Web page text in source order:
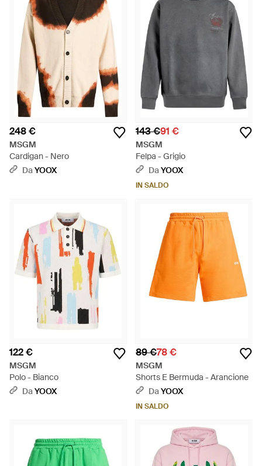
248 €
MSGM
Cardigan - Nero
DaYOOX
143 €91 €
MSGM
Felpa - Grigio
DaYOOX
IN SALDO
122 €
MSGM
Polo - Bianco
DaYOOX
89 €78 €
MSGM
Shorts E Bermuda - Arancione
DaYOOX
IN SALDO